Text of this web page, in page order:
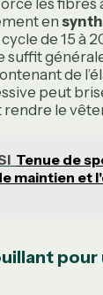
en
de 15 à
suffit
de
peut
rendre le
Tenue de
maintien et